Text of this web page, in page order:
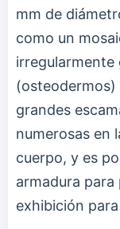
mm de
como un
irregularmente
grandes
numerosas en
cuerpo, y es
armadura
exhibición